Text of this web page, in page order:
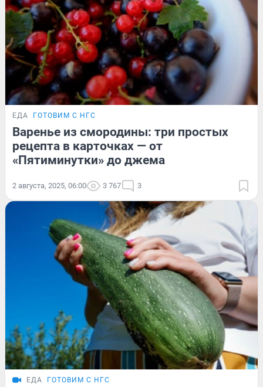
ЕДА ГОТОВИМ С НГС
Варенье из смородины: три простых
рецепта в карточках — от
«Пятиминутки» до джема
2 августа, 2025, 06:00 3 767 3
ЕДА ГОТОВИМ С НГС